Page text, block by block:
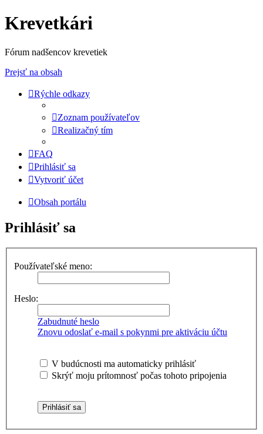
Krevetkári
Fórum nadšencov krevetiek
Prejsť na obsah
Rýchle odkazy
Zoznam používateľov
Realizačný tím
FAQ
Prihlásiť sa
Vytvoriť účet
Obsah portálu
Prihlásiť sa
Používateľské meno:
Heslo:
Zabudnuté heslo
Znovu odoslať e-mail s pokynmi pre aktiváciu účtu
V budúcnosti ma automaticky prihlásiť
Skrýť moju prítomnosť počas tohoto pripojenia